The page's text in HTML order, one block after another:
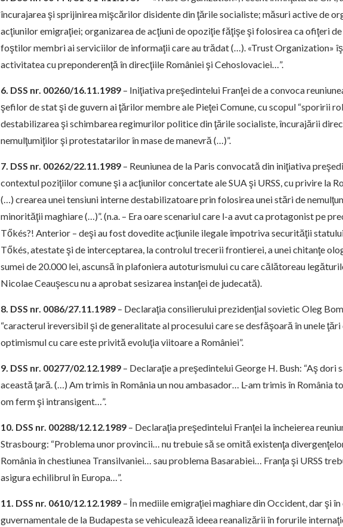
încurajarea şi sprijinirea mişcărilor disidente din ţările socialiste; măsuri active de
acţiunilor emigraţiei; organizarea de acţiuni de opoziţie făţişe şi folosirea ca ofiţeri
foştilor membri ai serviciilor de informaţii care au trădat (…). «Trust Organization»
activitatea cu preponderenţă în direcţiile României şi Cehoslovaciei…”.
6. DSS nr. 00260/16.11.1989 – Iniţiativa preşedintelui Franţei de a convoca
şefilor de stat şi de guvern ai ţărilor membre ale Pieţei Comune, cu scopul “sporirii
destabilizarea şi schimbarea regimurilor politice din ţările socialiste, încurajării
nemulţumiţilor şi protestatarilor în mase de manevră (…)”.
7. DSS nr. 00262/22.11.1989 – Reuniunea de la Paris convocată din iniţiativa
contextul poziţiilor comune şi a acţiunilor concertate ale SUA şi URSS, cu privire la
(…) crearea unei tensiuni interne destabilizatoare prin folosirea unei stări de
minorităţii maghiare (…)”. (n.a. – Era oare scenariul care l-a avut ca protagonist pe
Tőkés?! Anterior – deşi au fost dovedite acţiunile ilegale împotriva securităţii
Tőkés, atestate şi de interceptarea, la controlul trecerii frontierei, a unei chitanţe
sumei de 20.000 lei, ascunsă în plafoniera autoturismului cu care călătoreau
Nicolae Ceauşescu nu a aprobat sesizarea instanţei de judecată).
8. DSS nr. 0086/27.11.1989 – Declaraţia consilierului prezidenţial sovietic Oleg
“caracterul ireversibil şi de generalitate al procesului care se desfăşoară în unele
optimismul cu care este privită evoluţia viitoare a României”.
9. DSS nr. 00277/02.12.1989 – Declaraţie a preşedintelui George H. Bush: “Aş dori
această ţară. (…) Am trimis în România un nou ambasador… L-am trimis în România
om ferm şi intransigent…”.
10. DSS nr. 00288/12.12.1989 – Declaraţia preşedintelui Franţei la încheierea
Strasbourg: “Problema unor provincii… nu trebuie să se omită existenţa
România în chestiunea Transilvaniei… sau problema Basarabiei… Franţa şi URSS
asigura echilibrul în Europa…”.
11. DSS nr. 0610/12.12.1989 – În mediile emigraţiei maghiare din Occident, dar şi
guvernamentale de la Budapesta se vehiculează ideea reanalizării în forurile